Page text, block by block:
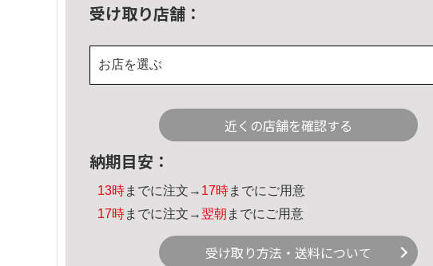
受け取り店舗：
お店を選ぶ
近くの店舗を確認する
納期目安：
13時までに注文→ 17時までにご用意
17時までに注文→ 翌朝 までにご用意
受け取り方法・送料について